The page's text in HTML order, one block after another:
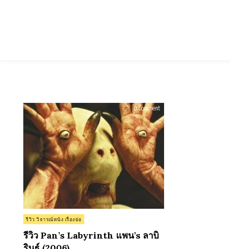
0 Commenton
รีวิว
Pan’s
Labyrinth
แพน’s
Posted
in
รีวิว วิจารณ์หนัง เรื่องย่อ
รีวิว Pan’s Labyrinth แพน’s ลาบิ